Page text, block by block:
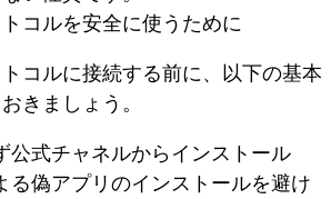
コルを安全に使うために
コルに接続する前に、以下の基本
きましょう。
公式チャネルからインストール
る偽アプリのインストールを避け